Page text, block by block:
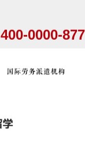
400-0000-877